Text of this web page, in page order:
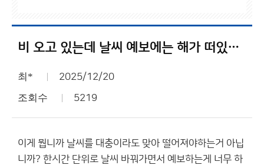
비 오고 있는데 날씨 예보에는 해가 떠있다고 뜨네요
최* 2025/12/20
조회수 5219
이게 뭡니까 날씨를 대충이라도 맞아 떨어져야하는거 아닙
니까? 한시간 단위로 날씨 바꿔가면서 예보하는게 너무 하